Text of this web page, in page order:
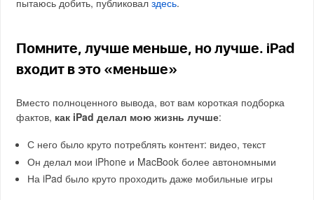
пытаюсь добить, публиковалздесь.
Помните, лучше меньше, но лучше. iPad
входит в это «меньше»
Вместо полноценного вывода, вот вам короткая подборка
фактов, как iPad делал мою жизнь лучше:
С него было круто потреблять контент: видео, текст
Он делал мои iPhone и MacBook более автономными
На iPad было круто проходить даже мобильные игры